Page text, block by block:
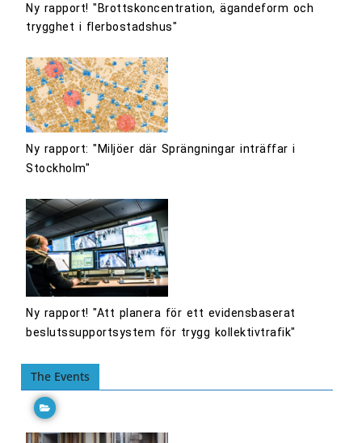
Ny rapport! "Brottskoncentration, ägandeform och
trygghet i flerbostadshus"
Ny rapport: "Miljöer där Sprängningar inträffar i
Stockholm"
Ny rapport! "Att planera för ett evidensbaserat
beslutssupportsystem för trygg kollektivtrafik"
The Events